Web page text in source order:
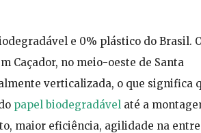
e 0% plástico do Brasil.
Caçador, no meio-oeste de Santa
verticalizada, o que significa
papel biodegradável até a
maior eficiência, agilidade na